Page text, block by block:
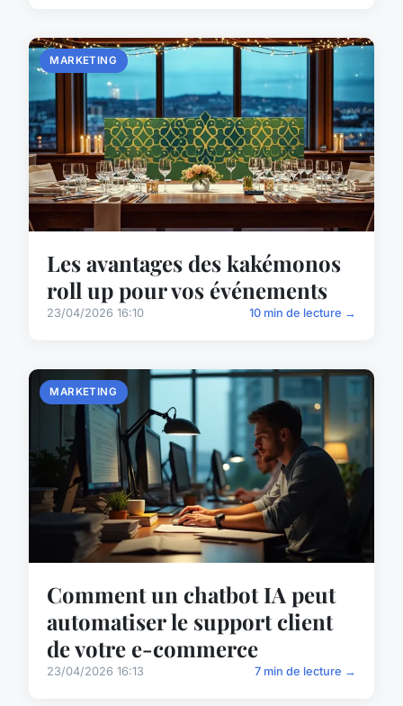
MARKETING
Les avantages des kakémonos
roll up pour vos événements
23/04/2026 16:10 10 min de lecture →
MARKETING
Comment un chatbot IA peut
automatiser le support client
de votre e-commerce
23/04/2026 16:13 7 min de lecture →